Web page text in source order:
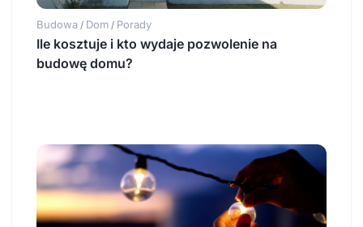
Budowa / Dom / Porady
Ile kosztuje i kto wydaje pozwolenie na
budowę domu?